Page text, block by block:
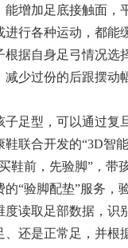
增加足底接触面，
行各种运动，都能
根据自身足弓情况选
减少过份的后跟摆动
子足型，可以通过复
鞋联合开发的“3D智
鞋前，先验脚”，带
“验脚配垫”服务，
度读取足部数据，识
、还是正常足，并根